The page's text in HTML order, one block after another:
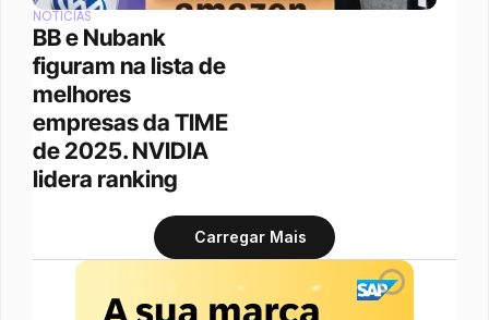
NOTÍCIAS
BB e Nubank
figuram na lista de
melhores
empresas da TIME
de 2025. NVIDIA
lidera ranking
Carregar Mais